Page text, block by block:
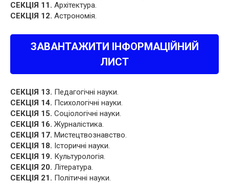
СЕКЦІЯ 11. Архітектура.
СЕКЦІЯ 12. Астрономія.
ЗАВАНТАЖИТИ ІНФОРМАЦІЙНИЙ
ЛИСТ
СЕКЦІЯ 13. Педагогічні науки.
СЕКЦІЯ 14. Психологічні науки.
СЕКЦІЯ 15. Соціологічні науки.
СЕКЦІЯ 16. Журналістика.
СЕКЦІЯ 17. Мистецтвознавство.
СЕКЦІЯ 18. Історичні науки.
СЕКЦІЯ 19. Культурологія.
СЕКЦІЯ 20. Література.
СЕКЦІЯ 21. Політичні науки.